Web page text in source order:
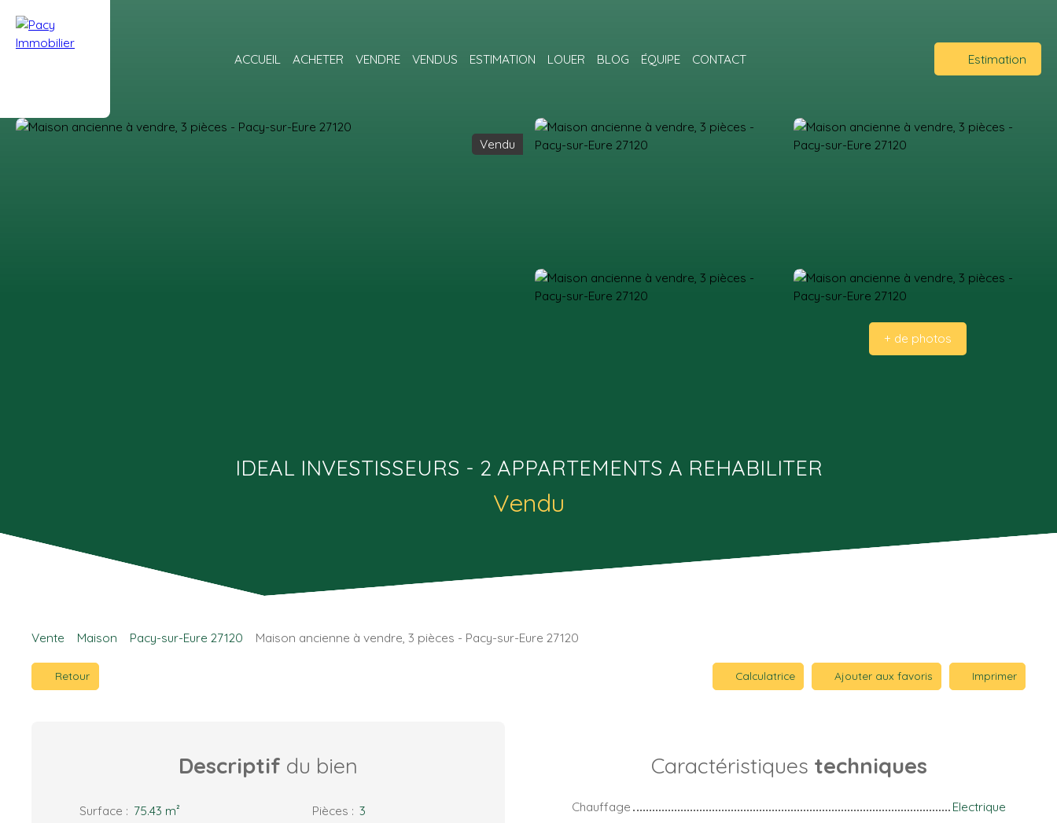
ACCUEIL ACHETER VENDRE VENDUS ESTIMATION LOUER BLOG ÉQUIPE CONTACT Estimation
Vendu
+ de photos
IDEAL INVESTISSEURS - 2 APPARTEMENTS A REHABILITER
Vendu
Vente Maison Pacy-sur-Eure 27120 Maison ancienne à vendre, 3 pièces - Pacy-sur-Eure 27120
Retour Calculatrice Ajouter aux favoris Imprimer
Descriptif du bien
Surface : 75.43 m² Pièces : 3
Caractéristiques techniques
Chauffage
Electrique